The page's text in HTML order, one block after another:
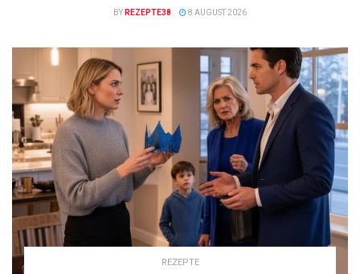
BY REZEPTE38 8 AUGUST 2026
REZEPTE